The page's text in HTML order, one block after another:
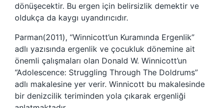
dönüşecektir. Bu ergen için belirsizlik demektir ve
oldukça da kaygı uyandırıcıdır.
Parman(2011), “Winnicott’un Kuramında Ergenlik”
adlı yazısında ergenlik ve çocukluk dönemine ait
önemli çalışmaları olan Donald W. Winnicott’un
“Adolescence: Struggling Through The Doldrums”
adlı makalesine yer verir. Winnicott bu makalesinde
bir denizcilik teriminden yola çıkarak ergenliği